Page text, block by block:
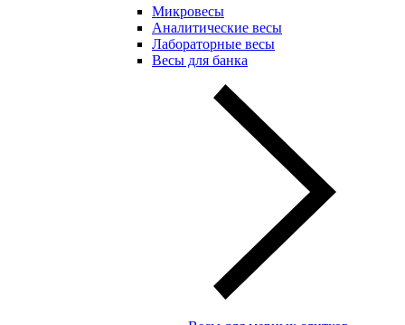
Микровесы
Аналитические весы
Лабораторные весы
Весы для банка